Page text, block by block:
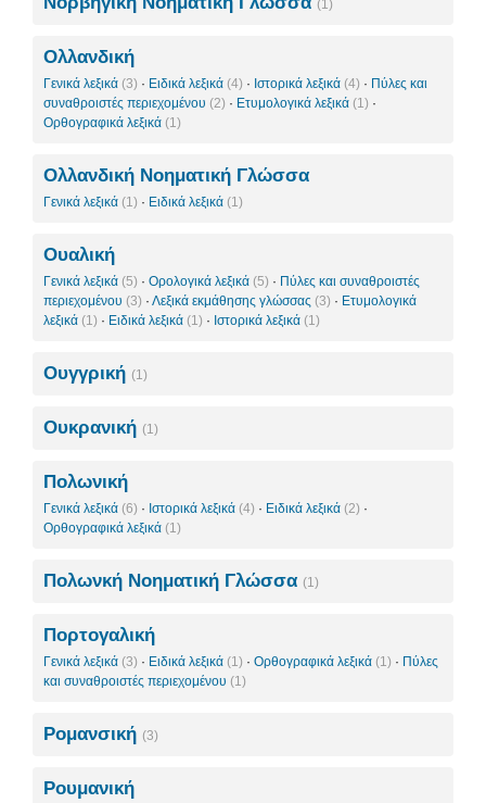
(1)
Ολλανδική
Γενικά λεξικά (3) · Ειδικά λεξικά (4) · Ιστορικά λεξικά (4) · Πύλες και
συναθροιστές περιεχομένου (2) · Ετυμολογικά λεξικά (1) ·
Ορθογραφικά λεξικά (1)
Ολλανδική Νοηματική Γλώσσα
Γενικά λεξικά (1) · Ειδικά λεξικά (1)
Ουαλική
Γενικά λεξικά (5) · Ορολογικά λεξικά (5) · Πύλες και συναθροιστές
περιεχομένου (3) · Λεξικά εκμάθησης γλώσσας (3) · Ετυμολογικά
λεξικά (1) · Ειδικά λεξικά (1) · Ιστορικά λεξικά (1)
Ουγγρική (1)
Ουκρανική (1)
Πολωνική
Γενικά λεξικά (6) · Ιστορικά λεξικά (4) · Ειδικά λεξικά (2) ·
Ορθογραφικά λεξικά (1)
Πολωνκή Νοηματική Γλώσσα (1)
Πορτογαλική
Γενικά λεξικά (3) · Ειδικά λεξικά (1) · Ορθογραφικά λεξικά (1) · Πύλες
και συναθροιστές περιεχομένου (1)
Ρομανσική (3)
Ρουμανική